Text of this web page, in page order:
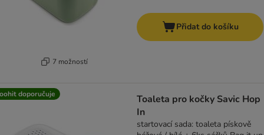
7 možností
Přidat do košíku
doporučuje
Toaleta pro kočky Savic Hop
In
startovací sada: toaleta pískově